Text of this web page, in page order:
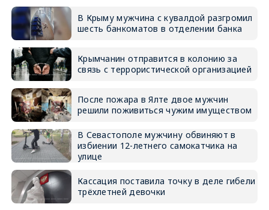
В Крыму мужчина с кувалдой разгромил
шесть банкоматов в отделении банка
Крымчанин отправится в колонию за
связь с террористической организацией
После пожара в Ялте двое мужчин
решили поживиться чужим имуществом
В Севастополе мужчину обвиняют в
избиении 12-летнего самокатчика на
улице
Кассация поставила точку в деле гибели
трёхлетней девочки